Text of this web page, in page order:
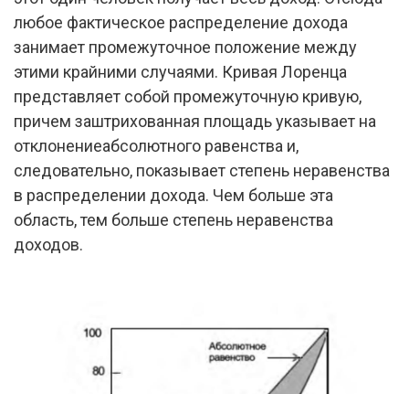
любое фактическое распределение дохода
занимает промежуточное положение между
этими крайними случаями. Кривая Лоренца
представляет собой промежуточную кривую,
причем заштрихованная площадь указывает на
отклонениеабсолютного равенства и,
следовательно, показывает степень неравенства
в распределении дохода. Чем больше эта
область, тем больше степень неравенства
доходов.